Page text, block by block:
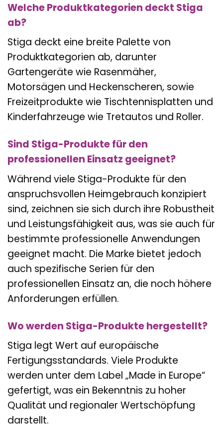
Welche Produktkategorien deckt Stiga
ab?
Stiga deckt eine breite Palette von
Produktkategorien ab, darunter
Gartengeräte wie Rasenmäher,
Motorsägen und Heckenscheren, sowie
Freizeitprodukte wie Tischtennisplatten und
Kinderfahrzeuge wie Tretautos und Roller.
Sind Stiga-Produkte für den
professionellen Einsatz geeignet?
Während viele Stiga-Produkte für den
anspruchsvollen Heimgebrauch konzipiert
sind, zeichnen sie sich durch ihre Robustheit
und Leistungsfähigkeit aus, was sie auch für
bestimmte professionelle Anwendungen
geeignet macht. Die Marke bietet jedoch
auch spezifische Serien für den
professionellen Einsatz an, die noch höhere
Anforderungen erfüllen.
Wo werden Stiga-Produkte hergestellt?
Stiga legt Wert auf europäische
Fertigungsstandards. Viele Produkte
werden unter dem Label „Made in Europe“
gefertigt, was ein Bekenntnis zu hoher
Qualität und regionaler Wertschöpfung
darstellt.